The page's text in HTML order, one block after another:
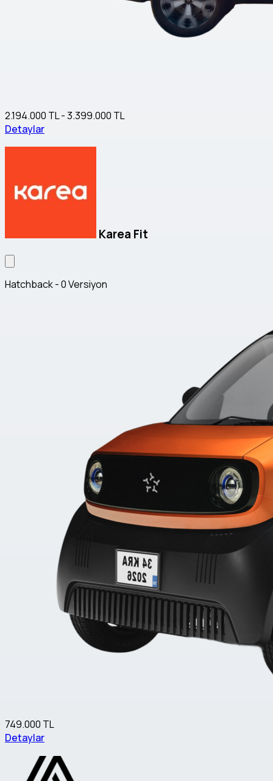
2.194.000 TL - 3.399.000 TL
Detaylar
Karea Fit
Hatchback - 0 Versiyon
749.000 TL
Detaylar